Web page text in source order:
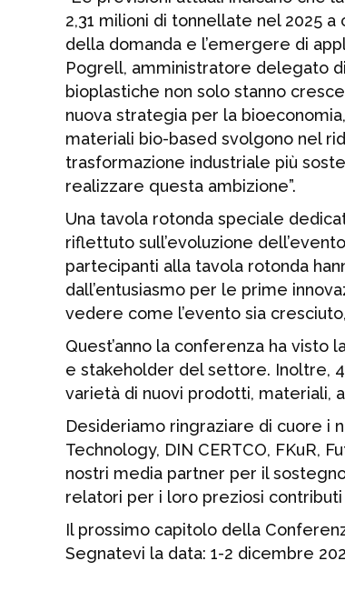
2,31 milioni di tonnellate nel 2025
della domanda e l’emergere di
Pogrell, amministratore delegato
bioplastiche non solo stanno
nuova strategia per la
materiali bio-based svolgono nel
trasformazione industriale più
realizzare questa ambizione”.
Una tavola rotonda speciale
riflettuto sull’evoluzione
partecipanti alla tavola rotonda
dall’entusiasmo per le prime
vedere come l’evento sia
Quest’anno la conferenza ha
e stakeholder del settore. Inoltre,
varietà di nuovi prodotti, materiali,
Desideriamo ringraziare di cuore i
Technology, DIN CERTCO, FKuR,
nostri media partner per il
relatori per i loro preziosi
Il prossimo capitolo della
Segnatevi la data: 1-2 dicembre